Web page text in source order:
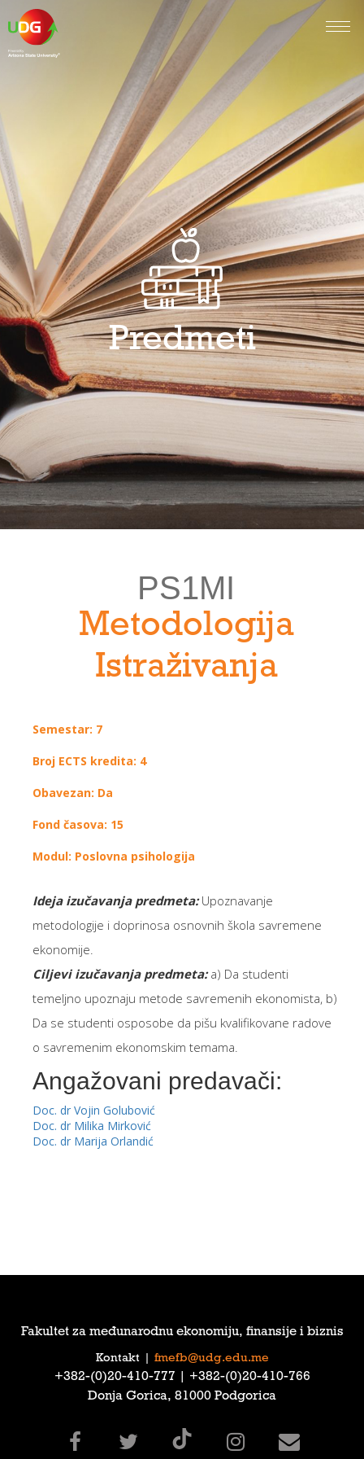
Predmeti
PS1MI
Metodologija
Istraživanja
Semestar: 7
Broj ECTS kredita: 4
Obavezan: Da
Fond časova: 15
Modul: Poslovna psihologija
Ideja izučavanja predmeta:Upoznavanje
metodologije i doprinosa osnovnih škola savremene
ekonomije.
Ciljevi izučavanja predmeta:a) Da studenti
temeljno upoznaju metode savremenih ekonomista, b)
Da se studenti osposobe da pišu kvalifikovane radove
o savremenim ekonomskim temama.
Angažovani predavači:
Doc. dr Vojin Golubović
Doc. dr Milika Mirković
Doc. dr Marija Orlandić
Fakultet za međunarodnu ekonomiju, finansije i biznis
Kontakt fmefb@udg.edu.me
‎+382-(0)20-410-777‎ | ‎+382-(0)20-410-766‎
Donja Gorica, 81000 Podgorica